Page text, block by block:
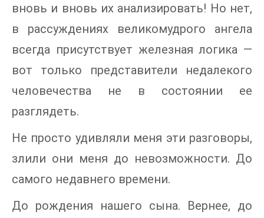
вновь и вновь их анализировать! Но нет,
в рассуждениях великомудрого ангела
всегда присутствует железная логика —
вот только представители недалекого
человечества не в состоянии ее
разглядеть.
Не просто удивляли меня эти разговоры,
злили они меня до невозможности. До
самого недавнего времени.
До рождения нашего сына. Вернее, до